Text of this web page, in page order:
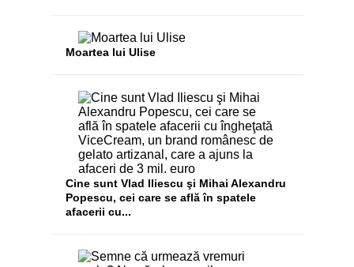
Moartea lui Ulise
Cine sunt Vlad Iliescu şi Mihai Alexandru
Popescu, cei care se află în spatele
afacerii cu...